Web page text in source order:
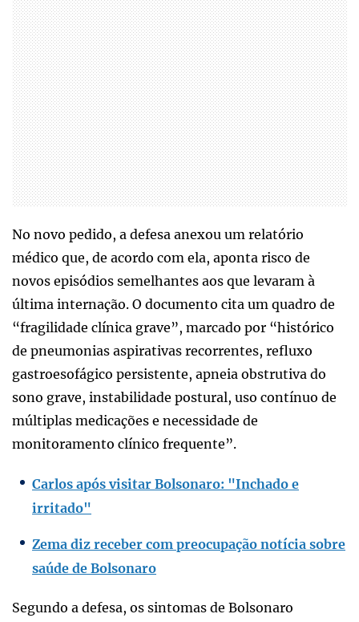
No novo pedido, a defesa anexou um relatório
médico que, de acordo com ela, aponta risco de
novos episódios semelhantes aos que levaram à
última internação. O documento cita um quadro de
“fragilidade clínica grave”, marcado por “histórico
de pneumonias aspirativas recorrentes, refluxo
gastroesofágico persistente, apneia obstrutiva do
sono grave, instabilidade postural, uso contínuo de
múltiplas medicações e necessidade de
monitoramento clínico frequente”.
Carlos após visitar Bolsonaro: "Inchado e
irritado"
Zema diz receber com preocupação notícia sobre
saúde de Bolsonaro
Segundo a defesa, os sintomas de Bolsonaro